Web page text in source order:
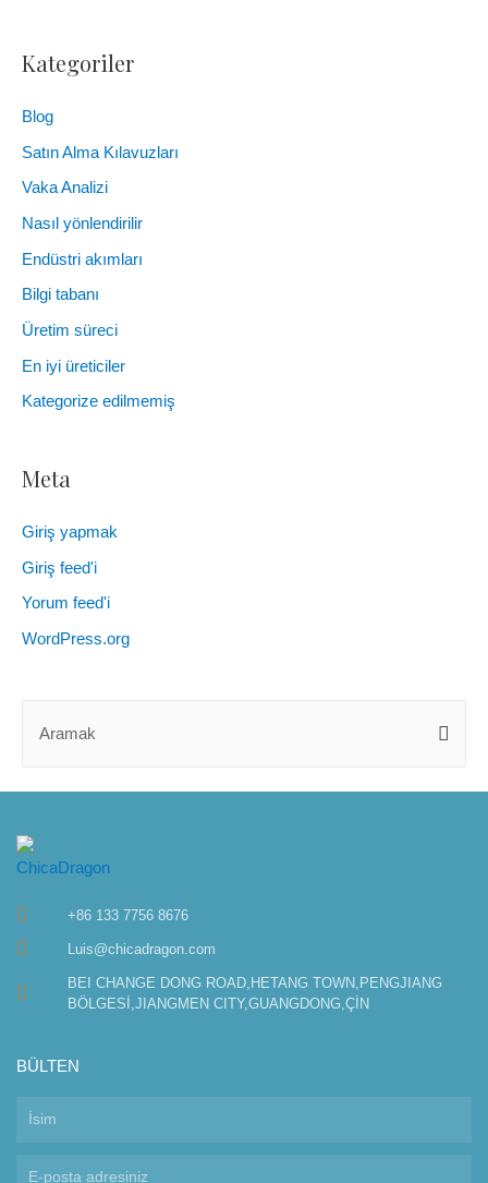
Kategoriler
Blog
Satın Alma Kılavuzları
Vaka Analizi
Nasıl yönlendirilir
Endüstri akımları
Bilgi tabanı
Üretim süreci
En iyi üreticiler
Kategorize edilmemiş
Meta
Giriş yapmak
Giriş feed'i
Yorum feed'i
WordPress.org
+86 133 7756 8676
Luis@chicadragon.com
BEI CHANGE DONG ROAD,HETANG TOWN,PENGJIANG
BÖLGESİ,JIANGMEN CITY,GUANGDONG,ÇİN
BÜLTEN